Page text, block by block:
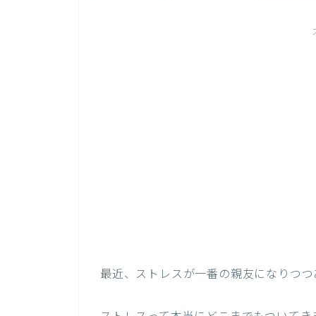
最近、ストレスが一番の親友になりつつ